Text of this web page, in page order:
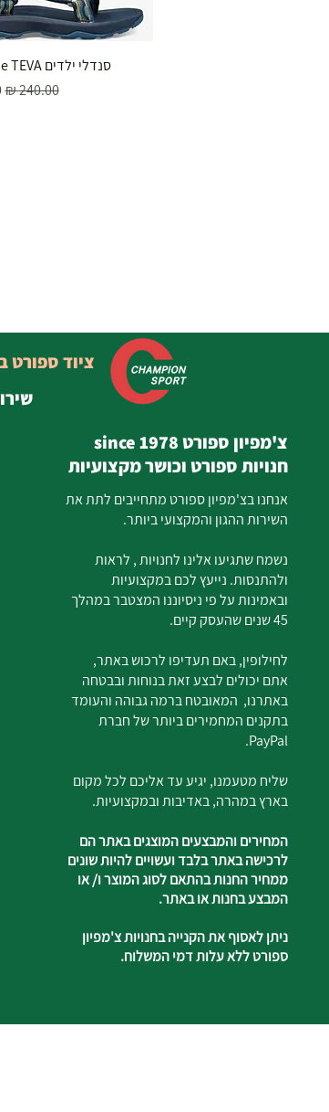
תצוגה מהירה
סנדלי ילדים Hurricane TEVA
מחיר רגיל‏240.00 ‏₪
‏189.00 ‏₪
צ'מפיון ספורט since 1978
חנויות ספורט וכושר מקצועיות
אנחנו בצ'מפיון ספורט מתחייבים לתת את
השירות ההגון והמקצועי ביותר.
נשמח שתגיעו אלינו לחנויות , לראות
ולהתנסות. נייעץ לכם במקצועיות
ובאמינות על פי ניסיוננו המצטבר במהלך
45 שנים שהעסק קיים.
לחילופין, באם תעדיפו לרכוש באתר,
אתם יכולים לבצע זאת בנוחות ובבטחה
באתרנו, המאובטח ברמה גבוהה והעומד
בתקנים המחמירים ביותר של חברת
PayPal.
שליח מטעמנו, יגיע עד אליכם לכל מקום
בארץ במהרה, באדיבות ובמקצועיות.
המחירים והמבצעים המוצגים באתר הם
לרכישה באתר בלבד ועשויים להיות שונים
ממחיר החנות בהתאם לסוג המוצר ו/ או
המבצע בחנות או באתר.
ניתן לאסוף את הקנייה בחנויות צ'מפיון
ספורט ללא עלות דמי המשלוח.
ציוד ספורט